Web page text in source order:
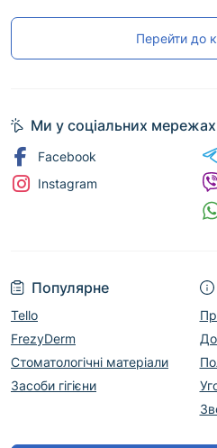
Перейти до
Популярне
Tello
FrezyDerm
Стоматологічні матеріали
Засоби гігієни
Ми у соціальних мережах
Facebook
Instagram